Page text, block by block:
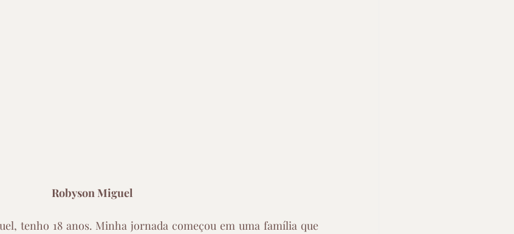
Robyson Miguel
tenho 18 anos. Minha jornada começou em uma família que